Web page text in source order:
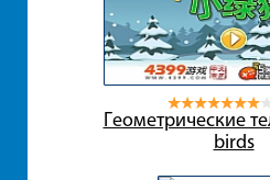
Геометрические
birds